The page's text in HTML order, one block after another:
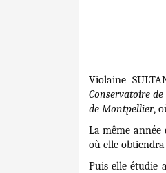
Violaine
Conservatoire de
de Montpellier,
La même année
où elle
Puis elle étudie